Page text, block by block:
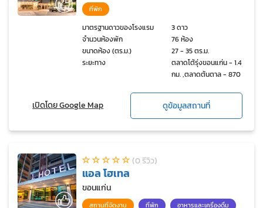
ที่พัก
มาตรฐานดาวของโรงแรม
3 ดาว
จำนวนห้องพัก
76 ห้อง
ขนาดห้อง (ตร.ม.)
27 - 35 ตร.ม.
ระยะทาง
ตลาดโต้รุ่งขอนแก่น - 1.4
กม. ,ตลาดต้นตาล - 870 ม.
เปิดโดย Google Map ดูข้อมูลสถานที่
(0 รีวิว)
แอล โฮเทล
ขอนแก่น
สถานที่จัดงาน ที่พัก อาหารและเครื่องดื่ม